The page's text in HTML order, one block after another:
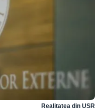
Realitatea din USR